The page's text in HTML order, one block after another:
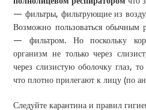
— фильтры, фильтрующие из
Возможно пользоваться обычным
— фильтром. Но поскольку
организм не только через
через слизистую оболочку глаз,
что плотно прилегают к лицу (по
Следуйте карантина и правил